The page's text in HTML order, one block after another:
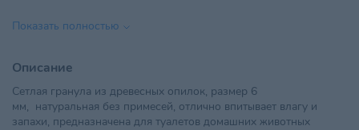
Линейка бренда
Объем 10 л
Показать полностью
Описание
Сетлая гранула из древесных опилок, размер 6
мм, натуральная без примесей, отлично впитывает влагу и
запахи, предназначена для туалетов домашних животных